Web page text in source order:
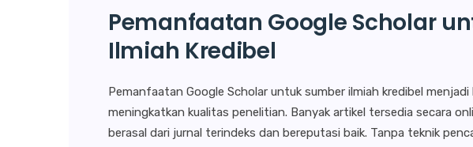
Pemanfaatan Google Scholar
Ilmiah Kredibel
Pemanfaatan Google Scholar untuk sumber ilmiah kredibel
meningkatkan kualitas penelitian. Banyak artikel tersedia secara
berasal dari jurnal terindeks dan bereputasi baik. Tanpa teknik